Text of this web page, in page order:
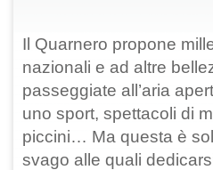
Il Quarnero propone
nazionali e ad altre
passeggiate all’aria
uno sport, spettacoli di
piccini… Ma questa è
svago alle quali